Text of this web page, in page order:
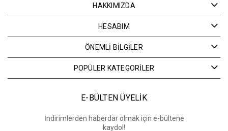
HAKKIMIZDA
HESABIM
ÖNEMLİ BİLGİLER
POPÜLER KATEGORİLER
E-BÜLTEN ÜYELİK
İndirimlerden haberdar olmak için e-bültene
kaydol!